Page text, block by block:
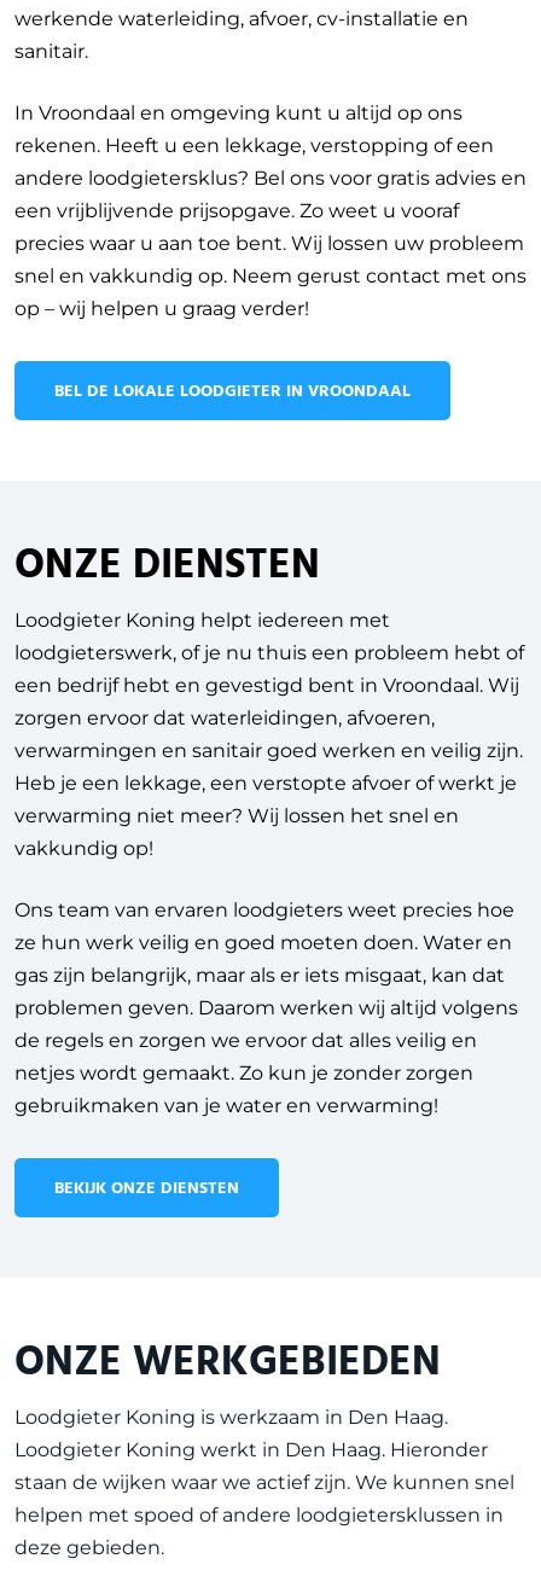
werkende waterleiding, afvoer, cv-installatie en
sanitair.
In Vroondaal en omgeving kunt u altijd op ons
rekenen. Heeft u een lekkage, verstopping of een
andere loodgietersklus? Bel ons voor gratis advies en
een vrijblijvende prijsopgave. Zo weet u vooraf
precies waar u aan toe bent. Wij lossen uw probleem
snel en vakkundig op. Neem gerust contact met ons
op – wij helpen u graag verder!
BEL DE LOKALE LOODGIETER IN VROONDAAL
ONZE DIENSTEN
Loodgieter Koning helpt iedereen met
loodgieterswerk, of je nu thuis een probleem hebt of
een bedrijf hebt en gevestigd bent in Vroondaal. Wij
zorgen ervoor dat waterleidingen, afvoeren,
verwarmingen en sanitair goed werken en veilig zijn.
Heb je een lekkage, een verstopte afvoer of werkt je
verwarming niet meer? Wij lossen het snel en
vakkundig op!
Ons team van ervaren loodgieters weet precies hoe
ze hun werk veilig en goed moeten doen. Water en
gas zijn belangrijk, maar als er iets misgaat, kan dat
problemen geven. Daarom werken wij altijd volgens
de regels en zorgen we ervoor dat alles veilig en
netjes wordt gemaakt. Zo kun je zonder zorgen
gebruikmaken van je water en verwarming!
BEKIJK ONZE DIENSTEN
ONZE WERKGEBIEDEN
Loodgieter Koning is werkzaam in Den Haag.
Loodgieter Koning werkt in Den Haag. Hieronder
staan de wijken waar we actief zijn. We kunnen snel
helpen met spoed of andere loodgietersklussen in
deze gebieden.